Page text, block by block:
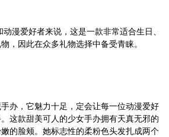
漫爱好者来说，这是一款非常适合生日、
，因此在众多礼物选择中备受青睐。
办，它魅力十足，定会让每一位动漫爱好
这款甜美可人的少女手办拥有天真无邪的
的脸颊。她标志性的柔粉色头发扎成两个